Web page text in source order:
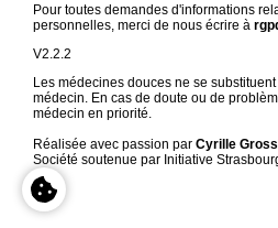
Pour toutes demandes d'informations
personnelles, merci de nous écrire à
V2.2.2
Les médecines douces ne se
médecin. En cas de doute ou de
médecin en priorité.
Réalisée avec passion par Cyrille
Société soutenue par Initiative